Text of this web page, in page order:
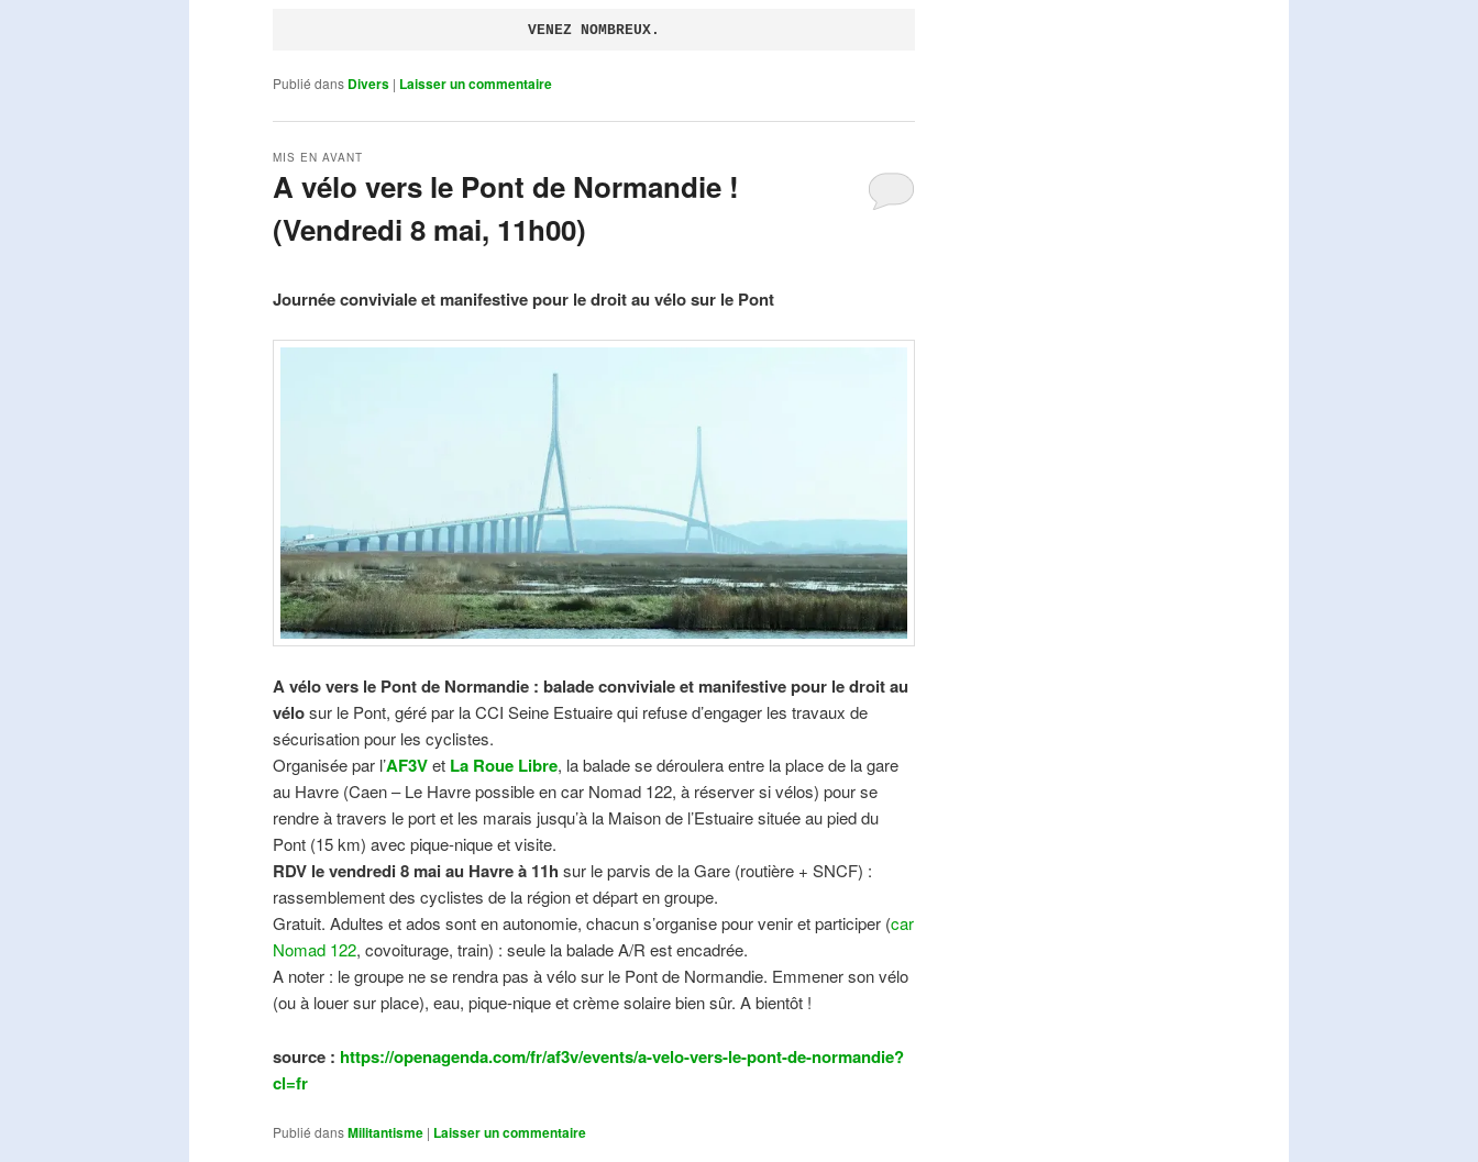
VENEZ NOMBREUX.
Publié dans Divers | Laisser un commentaire
A vélo vers le Pont de Normandie !
(Vendredi 8 mai, 11h00)
MIS EN AVANT
Journée conviviale et manifestive pour le droit au vélo sur le Pont
A vélo vers le Pont de Normandie : balade conviviale et manifestivepour le droit au
vélosur le Pont, géré par la CCI Seine Estuaire qui refuse d’engager les travaux de
sécurisation pour les cyclistes.
Organisée par l’AF3Vet La Roue Libre, la balade se déroulera entre la place de la gare
au Havre (Caen – Le Havre possible en car Nomad 122, à réserver si vélos) pour se
rendre à travers le port et les marais jusqu’à la Maison de l’Estuaire située au pied du
Pont (15 km) avec pique-nique et visite.
RDV le vendredi 8 mai au Havre à 11h sur le parvis de la Gare (routière + SNCF) :
rassemblement des cyclistes de la région et départ en groupe.
Gratuit. Adultes et ados sont en autonomie, chacun s’organise pour venir et participer (car
Nomad 122, covoiturage, train) : seule la balade A/R est encadrée.
A noter : le groupe ne se rendra pas à vélo sur le Pont de Normandie. Emmener son vélo
(ou à louer sur place), eau, pique-nique et crème solaire bien sûr. A bientôt !
source : https://openagenda.com/fr/af3v/events/a-velo-vers-le-pont-de-normandie?
cl=fr
Publié dansMilitantisme | Laisser un commentaire